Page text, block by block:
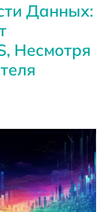
Данных:
Несмотря